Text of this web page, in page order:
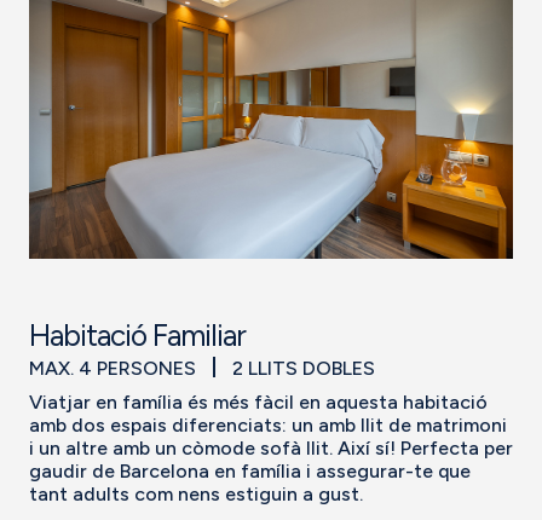
Habitació Familiar
Viatjar en família és més fàcil en aquesta habitació
amb dos espais diferenciats: un amb llit de matrimoni
i un altre amb un còmode sofà llit. Així sí! Perfecta per
gaudir de Barcelona en família i assegurar-te que
tant adults com nens estiguin a gust.
MAX. 4 PERSONES 2 LLITS DOBLES